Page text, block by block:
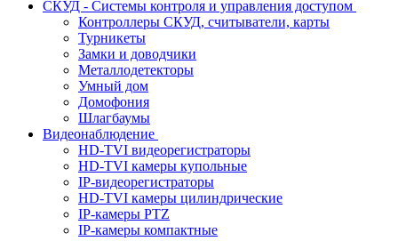
СКУД - Системы контроля и управления доступом
Контроллеры СКУД, считыватели, карты
Турникеты
Замки и доводчики
Металлодетекторы
Умный дом
Домофония
Шлагбаумы
Видеонаблюдение
HD-TVI видеорегистраторы
HD-TVI камеры купольные
IP-видеорегистраторы
HD-TVI камеры цилиндрические
IP-камеры PTZ
IP-камеры компактные